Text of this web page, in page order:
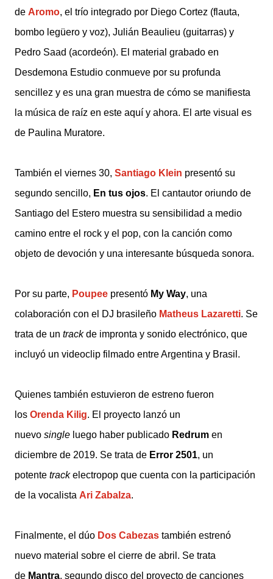
de Aromo, el trío integrado por Diego Cortez (flauta,
bombo legüero y voz), Julián Beaulieu (guitarras) y
Pedro Saad (acordeón). El material grabado en
Desdemona Estudio conmueve por su profunda
sencillez y es una gran muestra de cómo se manifiesta
la música de raíz en este aquí y ahora. El arte visual es
de Paulina Muratore.
También el viernes 30, Santiago Klein presentó su
segundo sencillo, En tus ojos. El cantautor oriundo de
Santiago del Estero muestra su sensibilidad a medio
camino entre el rock y el pop, con la canción como
objeto de devoción y una interesante búsqueda sonora.
Por su parte, Poupee presentó My Way, una
colaboración con el DJ brasileño Matheus Lazaretti. Se
trata de un trackde impronta y sonido electrónico, que
incluyó un videoclip filmado entre Argentina y Brasil.
Quienes también estuvieron de estreno fueron
los Orenda Kilig. El proyecto lanzó un
nuevo single luego haber publicado Redrum en
diciembre de 2019. Se trata de Error 2501, un
potente trackelectropop que cuenta con la participación
de la vocalista Ari Zabalza.
Finalmente, el dúo Dos Cabezas también estrenó
nuevo material sobre el cierre de abril. Se trata
de Mantra, segundo disco del proyecto de canciones